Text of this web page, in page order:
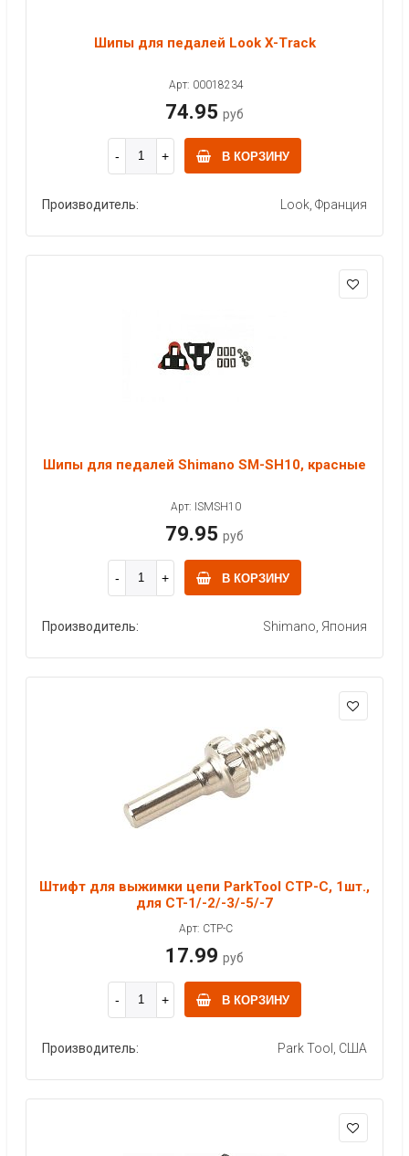
Шипы для педалей Look X-Track
Арт: 00018234
74.95 руб
В КОРЗИНУ
Производитель: Look, Франция
Шипы для педалей Shimano SM-SH10, красные
Арт: ISMSH10
79.95 руб
В КОРЗИНУ
Производитель: Shimano, Япония
Штифт для выжимки цепи ParkTool CTP-C, 1шт.,
для CT-1/-2/-3/-5/-7
Арт: CTP-C
17.99 руб
В КОРЗИНУ
Производитель: Park Tool, США